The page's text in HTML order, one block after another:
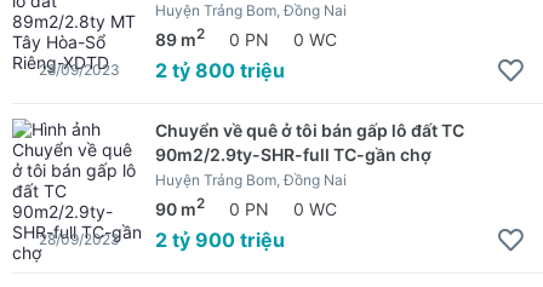
Huyện Trảng Bom, Đồng Nai
89 m2 0 PN 0 WC
2 tỷ 800 triệu
28/09/2023
Chuyển về quê ở tôi bán gấp lô đất TC
90m2/2.9ty-SHR-full TC-gần chợ
Huyện Trảng Bom, Đồng Nai
90 m2 0 PN 0 WC
2 tỷ 900 triệu
28/09/2023